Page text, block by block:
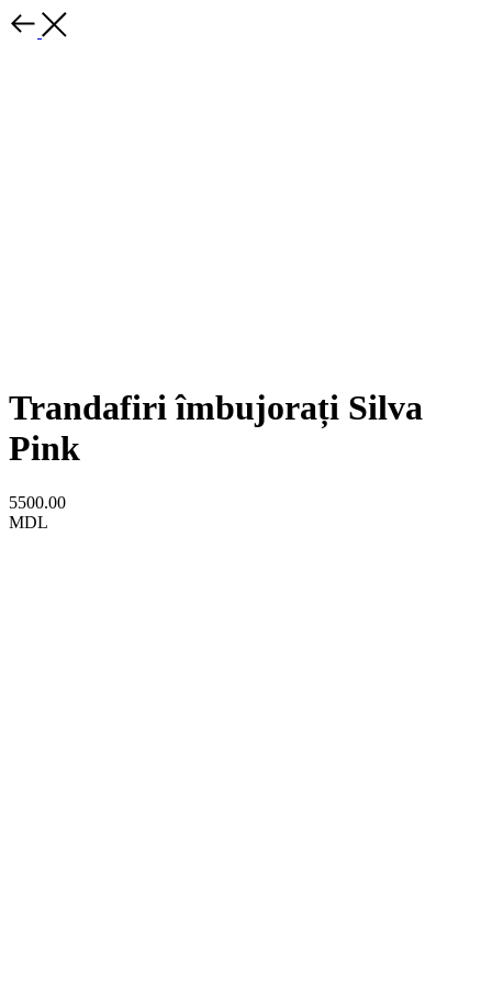
Trandafiri îmbujorați Silva
Pink
5500.00
MDL